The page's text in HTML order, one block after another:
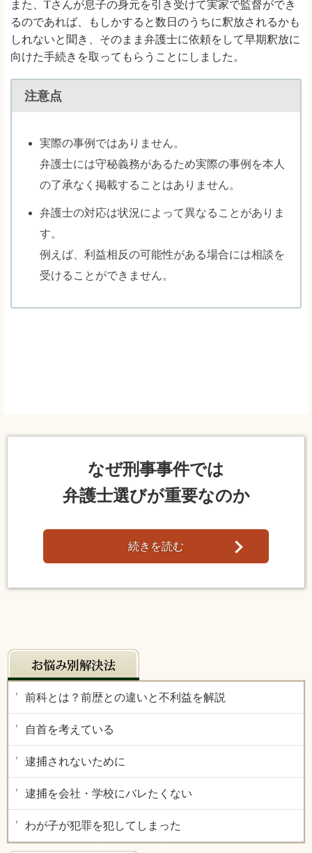
また、Tさんが息子の身元を引き受けて実家で監督ができ
るのであれば、もしかすると数日のうちに釈放されるかも
しれないと聞き、そのまま弁護士に依頼をして早期釈放に
向けた手続きを取ってもらうことにしました。
注意点
実際の事例ではありません。
弁護士には守秘義務があるため実際の事例を本人
の了承なく掲載することはありません。
弁護士の対応は状況によって異なることがありま
す。
例えば、利益相反の可能性がある場合には相談を
受けることができません。
なぜ刑事事件では
弁護士選びが重要なのか
続きを読む
前科とは？前歴との違いと不利益を解説
自首を考えている
逮捕されないために
逮捕を会社・学校にバレたくない
わが子が犯罪を犯してしまった